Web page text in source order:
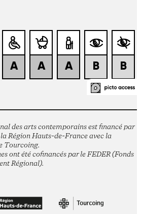
des arts contemporains est financé par
Région Hauts-de-France avec la
Tourcoing.
ont été cofinancés par le FEDER (Fonds
Régional).